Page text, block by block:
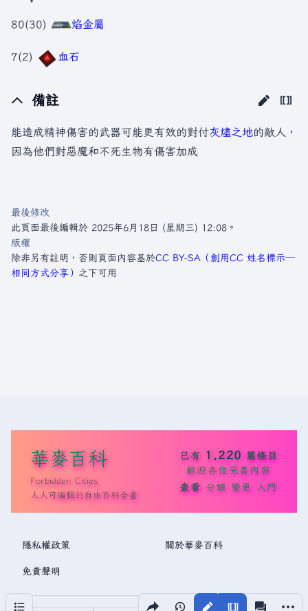
分享此頁面
視圖 更多
80(30) 焰金屬
7(2) 血石
備註
能造成精神傷害的武器可能更有效的對付灰燼之地的敵人，
因為他們對惡魔和不死生物有傷害加成
目次
最後修改
此頁面最後編輯於 2025年6月18日 (星期三) 12:08。
版權
除非另有註明，否則頁面內容基於CC BY-SA（創用CC 姓名標示─
相同方式分享） 之下可用
華麥百科
Forbidden Cities
人人可編輯的自由百科全書
已有 1,220 篇條目
歡迎各位完善內容
查看 分類 變更 入門
隱私權政策 關於華麥百科
免責聲明